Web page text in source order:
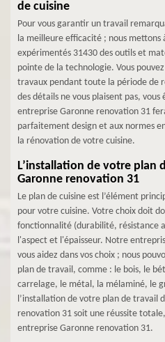
de cuisine
Pour vous garantir un travail
la meilleure efficacité ; nous mettons
expérimentés 31430 des outils et
pointe de la technologie. Vous
travaux pendant toute la période de
des détails ne vous plaisent pas,
entreprise Garonne renovation 31
parfaitement design et aux normes
la rénovation de votre cuisine.
L’installation de votre plan
Garonne renovation 31
Le plan de cuisine est l’élément
pour votre cuisine. Votre choix doit
fonctionnalité (durabilité, résistance
l'aspect et l'épaisseur. Notre
vous aidez dans vos choix ; nous
plan de travail, comme : le bois, le
carrelage, le métal, la mélaminé, le
l’installation de votre plan de travail
renovation 31 soit une réussite
entreprise Garonne renovation 31.